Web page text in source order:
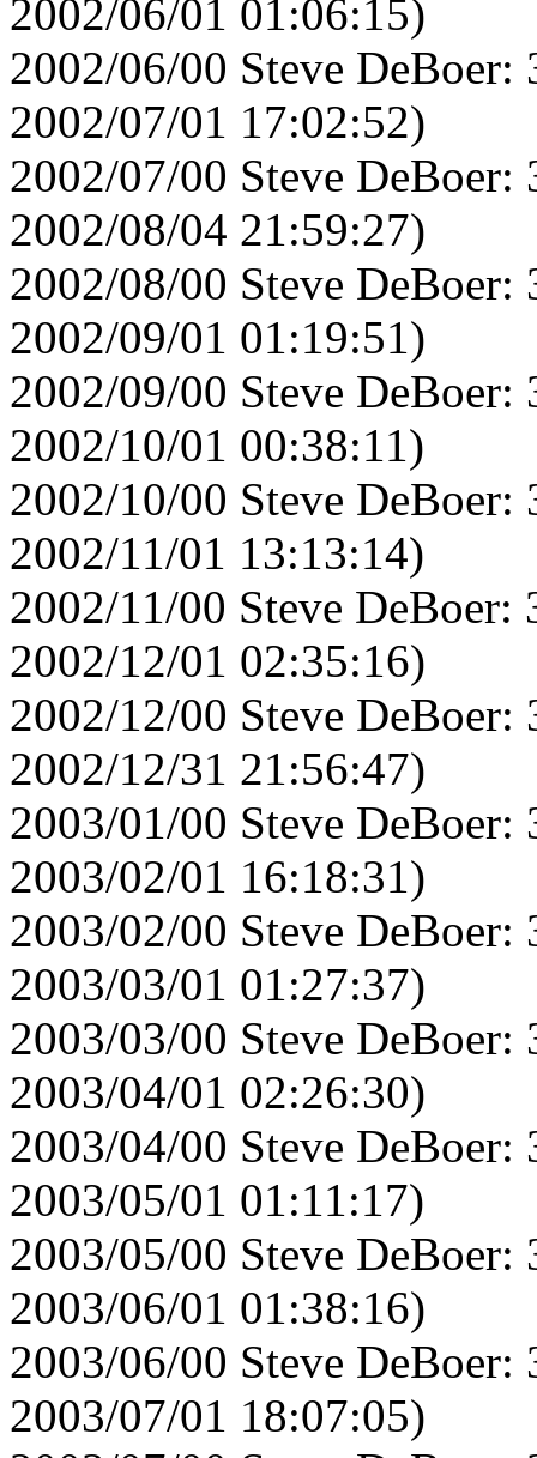
2002/06/01 01:06:15)
2002/06/00 Steve
2002/07/01 17:02:52)
2002/07/00 Steve
2002/08/04 21:59:27)
2002/08/00 Steve
2002/09/01 01:19:51)
2002/09/00 Steve
2002/10/01 00:38:11)
2002/10/00 Steve
2002/11/01 13:13:14)
2002/11/00 Steve
2002/12/01 02:35:16)
2002/12/00 Steve
2002/12/31 21:56:47)
2003/01/00 Steve
2003/02/01 16:18:31)
2003/02/00 Steve
2003/03/01 01:27:37)
2003/03/00 Steve
2003/04/01 02:26:30)
2003/04/00 Steve
2003/05/01 01:11:17)
2003/05/00 Steve
2003/06/01 01:38:16)
2003/06/00 Steve
2003/07/01 18:07:05)